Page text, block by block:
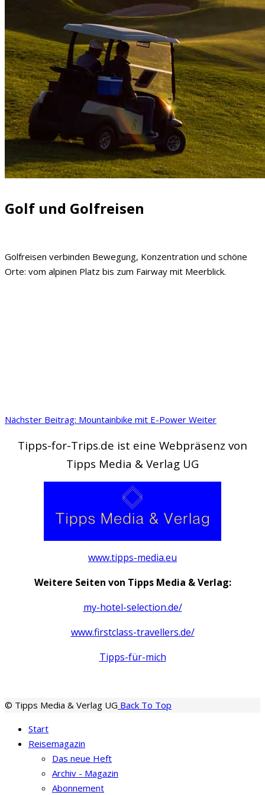
Golf und Golfreisen
Golfreisen verbinden Bewegung, Konzentration und schöne
Orte: vom alpinen Platz bis zum Fairway mit Meerblick.
Nächster Beitrag: Mountainbike mit E-Power Weiter
Tipps-for-Trips.de ist eine Webpräsenz von
Tipps Media & Verlag UG
www.tipps-media.eu
Weitere Seiten von Tipps Media & Verlag:
my-hotel-selection.de/
www.firstclass-travellers.de/
Tipps-für-mich
© Tipps Media & Verlag UG Back To Top
Start
Reisemagazin
Das neue Heft
Archiv - Magazin
Abonnement